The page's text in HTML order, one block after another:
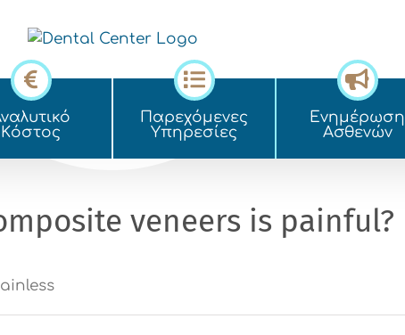
Kόστος
Παρεχόμενες
Yπηρεσίες
Ενημέρωση
Ασθενών
veneers is painful?